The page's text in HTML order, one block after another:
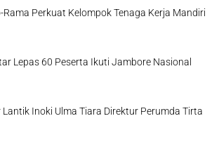
Perkuat Kelompok Tenaga Kerja Mandiri
Lepas 60 Peserta Ikuti Jambore Nasional
Inoki Ulma Tiara Direktur Perumda Tirta